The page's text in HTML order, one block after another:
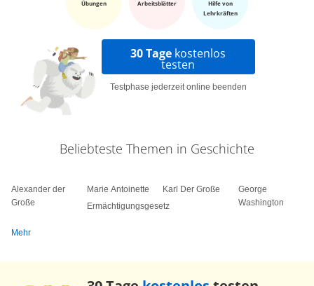
Übungen Arbeitsblätter
Hilfe von
Lehrkräften
30 Tage kostenlos
testen
Testphase jederzeit online beenden
Beliebteste Themen in Geschichte
Alexander der
Große
Marie Antoinette
Ermächtigungsgesetz
Karl Der Große
George
Washington
Mehr